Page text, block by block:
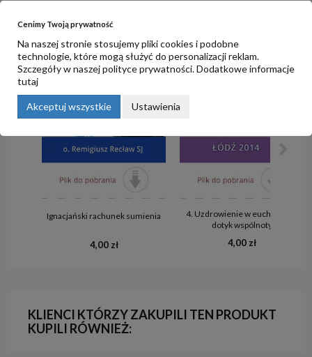
PRODUKTY POWIĄZANE
Ignacjański rachunek sumienia
4,00 zł
4. Uzdrowienie w eucharystii -
dotyk wspólnoty
4,00 zł
KLIENCI KTÓRZY ZAKUPILI TEN PRODUKT
KUPILI RÓWNIEŻ:
Cenimy Twoją prywatność
Na naszej stronie stosujemy pliki cookies i podobne
technologie, które mogą służyć do personalizacji reklam.
Szczegóły w naszejpolityce prywatności. Dodatkowe informacje
tutaj
Akceptuj wszystkie Ustawienia